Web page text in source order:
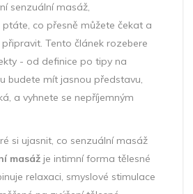
senzuální masáž,
co přesně můžete čekat a
Tento článek rozebere
- od definice po tipy na
budete mít jasnou představu,
a vyhnete se nepříjemným
si ujasnit, co senzuální masáž
masáž je intimní forma tělesné
relaxaci, smyslové stimulace